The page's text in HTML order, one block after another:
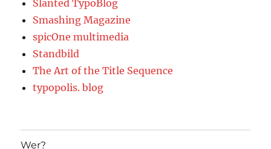
Slanted TypoBlog
Smashing Magazine
spicOne multimedia
Standbild
The Art of the Title Sequence
typopolis. blog
Wer?